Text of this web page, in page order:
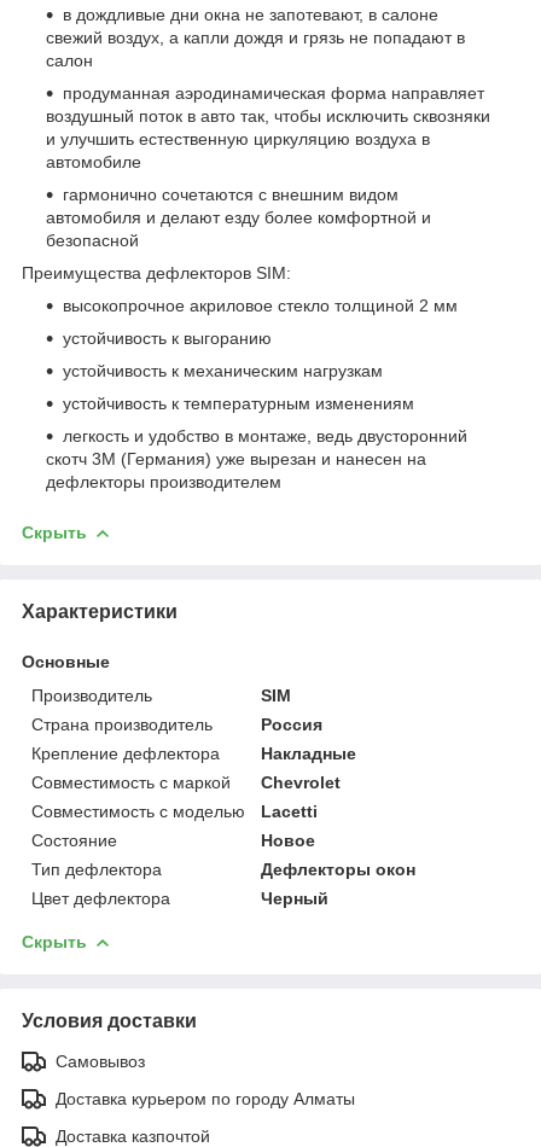
в дождливые дни окна не запотевают, в салоне
свежий воздух, а капли дождя и грязь не попадают в
салон
продуманная аэродинамическая форма направляет
воздушный поток в авто так, чтобы исключить сквозняки
и улучшить естественную циркуляцию воздуха в
автомобиле
гармонично сочетаются с внешним видом
автомобиля и делают езду более комфортной и
безопасной
Преимущества дефлекторов SIM:
высокопрочное акриловое стекло толщиной 2 мм
устойчивость к выгоранию
устойчивость к механическим нагрузкам
устойчивость к температурным изменениям
легкость и удобство в монтаже, ведь двусторонний
скотч 3М (Германия) уже вырезан и нанесен на
дефлекторы производителем
Скрыть
Характеристики
Основные
Производитель
SIM
Страна производитель
Россия
Крепление дефлектора
Накладные
Совместимость с маркой
Chevrolet
Совместимость с моделью
Lacetti
Состояние
Новое
Тип дефлектора
Дефлекторы окон
Цвет дефлектора
Черный
Скрыть
Условия доставки
Самовывоз
Доставка курьером по городу Алматы
Доставка казпочтой